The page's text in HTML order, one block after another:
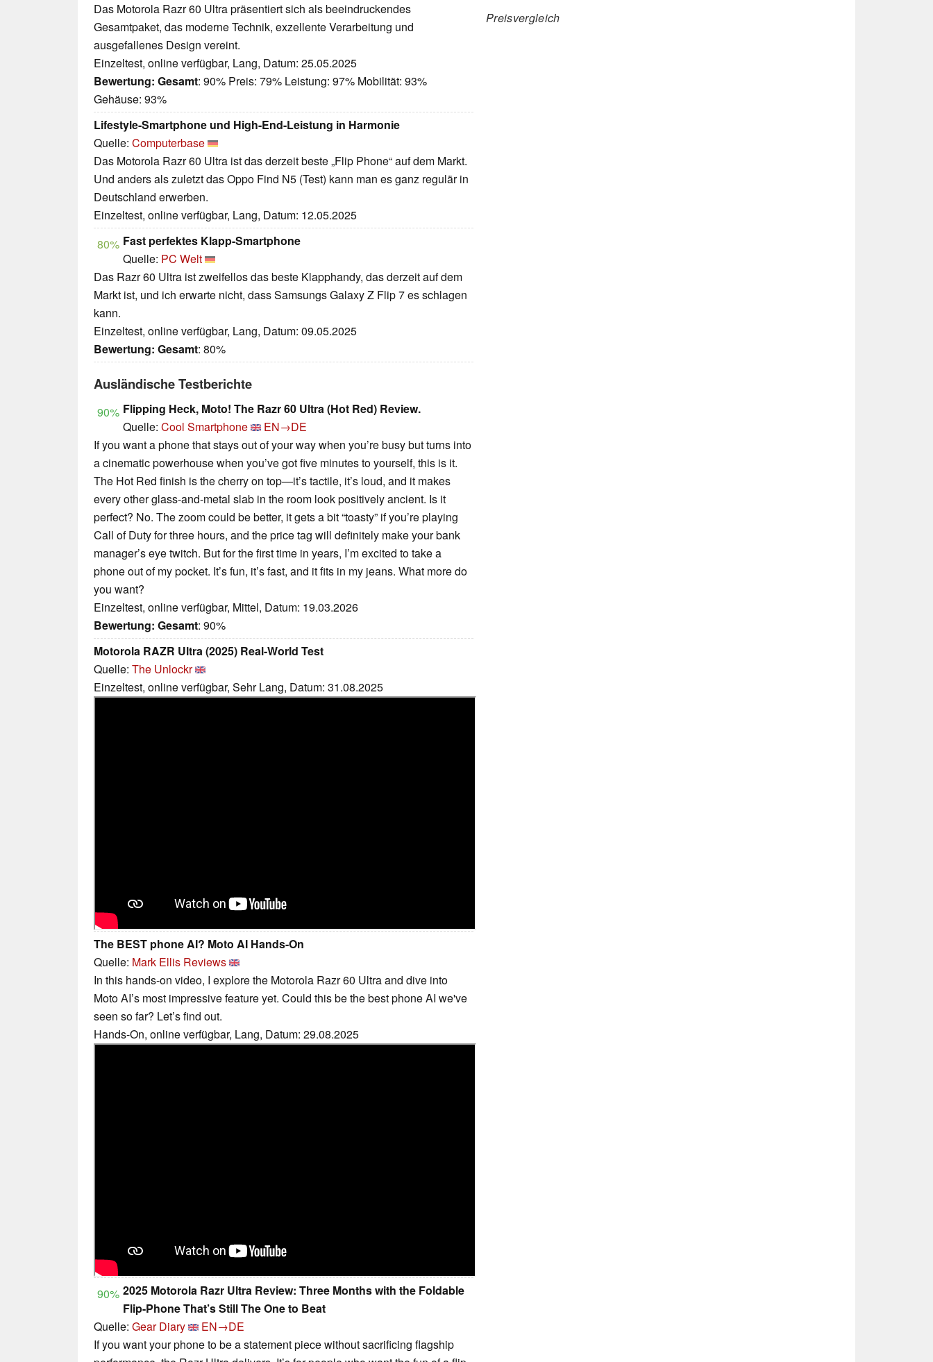
Das Motorola Razr 60 Ultra präsentiert sich als beeindruckendes
Gesamtpaket, das moderne Technik, exzellente Verarbeitung und
ausgefallenes Design vereint.
Einzeltest, online verfügbar, Lang, Datum: 25.05.2025
Bewertung: Gesamt: 90% Preis: 79% Leistung: 97% Mobilität: 93%
Gehäuse: 93%
Lifestyle-Smartphone und High-End-Leistung in Harmonie
Quelle: Computerbase
Das Motorola Razr 60 Ultra ist das derzeit beste „Flip Phone“ auf dem Markt.
Und anders als zuletzt das Oppo Find N5 (Test) kann man es ganz regulär in
Deutschland erwerben.
Einzeltest, online verfügbar, Lang, Datum: 12.05.2025
80% Fast perfektes Klapp-Smartphone
Quelle: PC Welt
Das Razr 60 Ultra ist zweifellos das beste Klapphandy, das derzeit auf dem
Markt ist, und ich erwarte nicht, dass Samsungs Galaxy Z Flip 7 es schlagen
kann.
Einzeltest, online verfügbar, Lang, Datum: 09.05.2025
Bewertung: Gesamt: 80%
Ausländische Testberichte
90% Flipping Heck, Moto! The Razr 60 Ultra (Hot Red) Review.
Quelle: Cool Smartphone
EN→DE
If you want a phone that stays out of your way when you’re busy but turns into
a cinematic powerhouse when you’ve got five minutes to yourself, this is it.
The Hot Red finish is the cherry on top—it’s tactile, it’s loud, and it makes
every other glass-and-metal slab in the room look positively ancient. Is it
perfect? No. The zoom could be better, it gets a bit “toasty” if you’re playing
Call of Duty for three hours, and the price tag will definitely make your bank
manager’s eye twitch. But for the first time in years, I’m excited to take a
phone out of my pocket. It’s fun, it’s fast, and it fits in my jeans. What more do
you want?
Einzeltest, online verfügbar, Mittel, Datum: 19.03.2026
Bewertung: Gesamt: 90%
Motorola RAZR Ultra (2025) Real-World Test
Quelle: The Unlockr
Einzeltest, online verfügbar, Sehr Lang, Datum: 31.08.2025
The BEST phone AI? Moto AI Hands-On
Quelle: Mark Ellis Reviews
In this hands-on video, I explore the Motorola Razr 60 Ultra and dive into
Moto AI’s most impressive feature yet. Could this be the best phone AI we've
seen so far? Let’s find out.
Hands-On, online verfügbar, Lang, Datum: 29.08.2025
90% 2025 Motorola Razr Ultra Review: Three Months with the Foldable
Flip-Phone That’s Still The One to Beat
Quelle: Gear Diary
EN→DE
If you want your phone to be a statement piece without sacrificing flagship
Preisvergleich